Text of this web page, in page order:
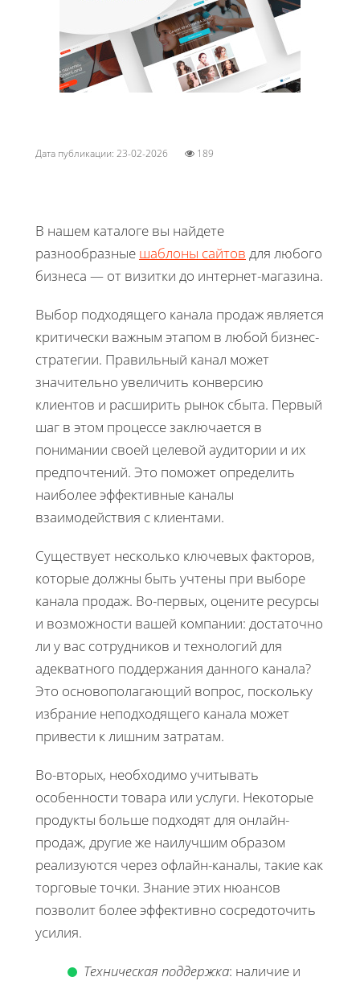
Дата публикации: 23-02-2026 189
В нашем каталоге вы найдете
разнообразные шаблоны сайтов для любого
бизнеса — от визитки до интернет-магазина.
Выбор подходящего канала продаж является
критически важным этапом в любой бизнес-
стратегии. Правильный канал может
значительно увеличить конверсию
клиентов и расширить рынок сбыта. Первый
шаг в этом процессе заключается в
понимании своей целевой аудитории и их
предпочтений. Это поможет определить
наиболее эффективные каналы
взаимодействия с клиентами.
Существует несколько ключевых факторов,
которые должны быть учтены при выборе
канала продаж. Во-первых, оцените ресурсы
и возможности вашей компании: достаточно
ли у вас сотрудников и технологий для
адекватного поддержания данного канала?
Это основополагающий вопрос, поскольку
избрание неподходящего канала может
привести к лишним затратам.
Во-вторых, необходимо учитывать
особенности товара или услуги. Некоторые
продукты больше подходят для онлайн-
продаж, другие же наилучшим образом
реализуются через офлайн-каналы, такие как
торговые точки. Знание этих нюансов
позволит более эффективно сосредоточить
усилия.
Техническая поддержка: наличие и